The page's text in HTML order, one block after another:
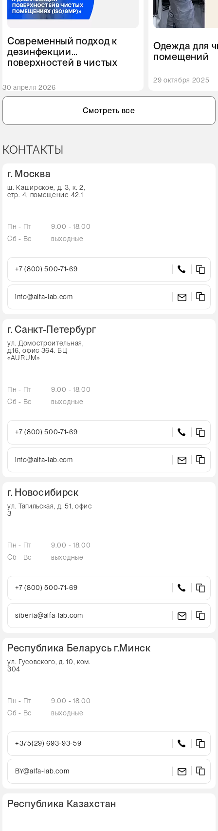
Современный подход к
дезинфекции
поверхностей в чистых
30 апреля 2026
Одежда для
помещений
29 октября 2025
Смотреть все
КОНТАКТЫ
г. Москва
ш. Каширское, д. 3, к. 2,
стр. 4, помещение 42.1
Пн - Пт
9.00 - 18.00
Сб - Вс
выходные
+7 (800) 500-71-69
info@alfa-lab.com
г. Санкт-Петербург
ул. Домостроительная,
д.16, офис 364. БЦ
«AURUM»
Пн - Пт
9.00 - 18.00
Сб - Вс
выходные
+7 (800) 500-71-69
info@alfa-lab.com
г. Новосибирск
ул. Тагильская, д. 51, офис
3
Пн - Пт
9.00 - 18.00
Сб - Вс
выходные
+7 (800) 500-71-69
siberia@alfa-lab.com
Республика Беларусь г.Минск
ул. Гусовского, д. 10, ком.
304
Пн - Пт
9.00 - 18.00
Сб - Вс
выходные
+375(29) 693-93-59
BY@alfa-lab.com
Республика Казахстан